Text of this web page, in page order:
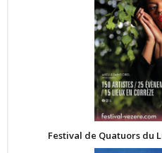
Festival de Quatuors du